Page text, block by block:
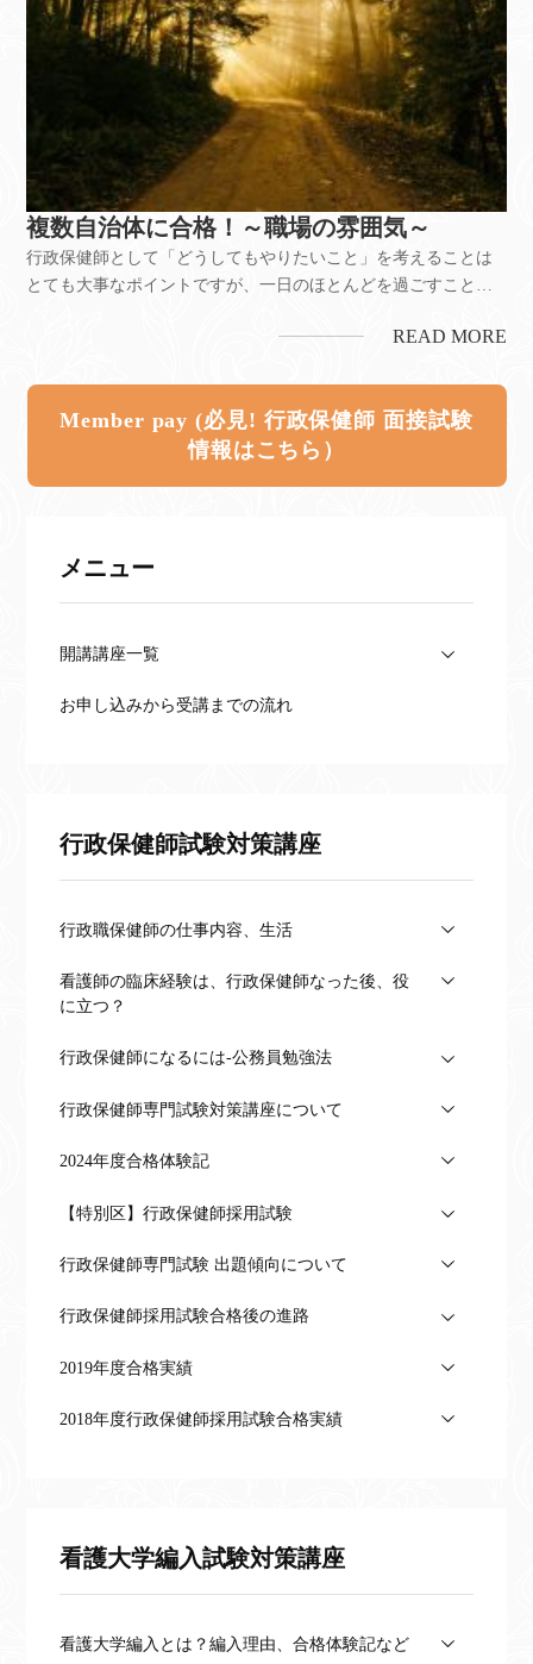
複数自治体に合格！～職場の雰囲気～
行政保健師として「どうしてもやりたいこと」を考えることは
とても大事なポイントですが、一日のほとんどを過ごすことに
際働いてみないと見えない部分ではあるものの、ある程度ヒン
接実施時）。試験当日...
READ MORE
Member pay (必見! 行政保健師 面接試験
情報はこちら）
メニュー
開講講座一覧
お申し込みから受講までの流れ
行政保健師試験対策講座
行政職保健師の仕事内容、生活
看護師の臨床経験は、行政保健師なった後、役
に立つ？
行政保健師になるには-公務員勉強法
行政保健師専門試験対策講座について
2024年度合格体験記
【特別区】行政保健師採用試験
行政保健師専門試験 出題傾向について
行政保健師採用試験合格後の進路
2019年度合格実績
2018年度行政保健師採用試験合格実績
看護大学編入試験対策講座
看護大学編入とは？編入理由、合格体験記など